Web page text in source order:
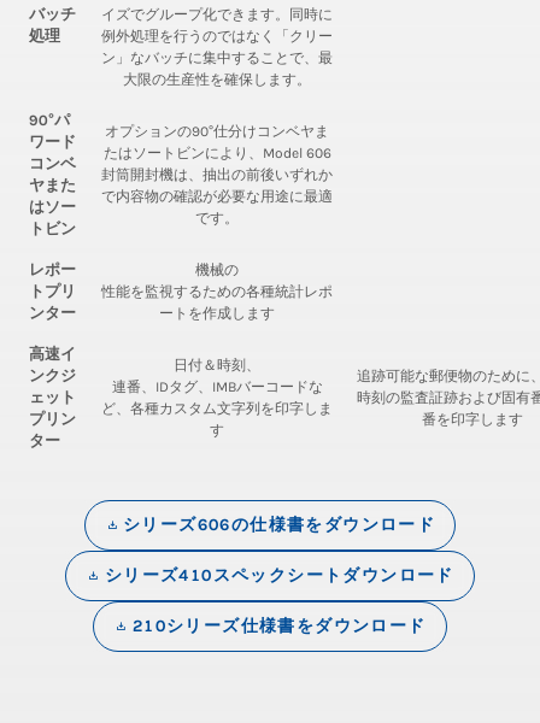
バッチ
処理
イズでグループ化できます。同時に
例外処理を行うのではなく「クリー
ン」なバッチに集中することで、最
大限の生産性を確保します。
90°パ
ワード
コンベ
ヤまた
はソー
トビン
オプションの90°仕分けコンベヤま
たはソートビンにより、Model 606
封筒開封機は、抽出の前後いずれか
で内容物の確認が必要な用途に最適
です。
レポー
トプリ
ンター
機械の
性能を監視するための各種統計レポ
ートを作成します
高速イ
ンクジ
ェット
プリン
ター
日付＆時刻、
連番、IDタグ、IMBバーコードな
ど、各種カスタム文字列を印字しま
す
追跡可能な郵便物のために
時刻の監査証跡および固有
番を印字します
シリーズ606の仕様書をダウンロード
シリーズ410スペックシートダウンロード
210シリーズ仕様書をダウンロード